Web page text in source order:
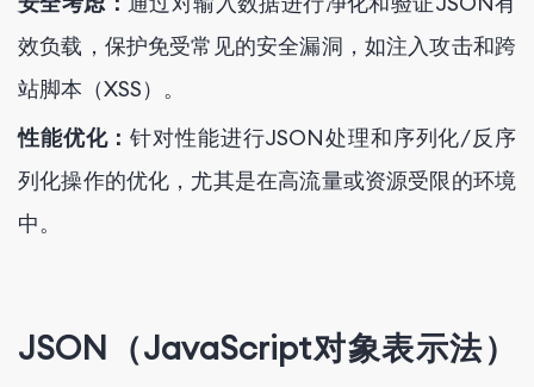
效负载，保护免受常见的安全漏洞，如注入攻击和跨
站脚本（XSS）。
性能优化：针对性能进行JSON处理和序列化/反序
列化操作的优化，尤其是在高流量或资源受限的环境
中。
JSON（JavaScript对象表示法）